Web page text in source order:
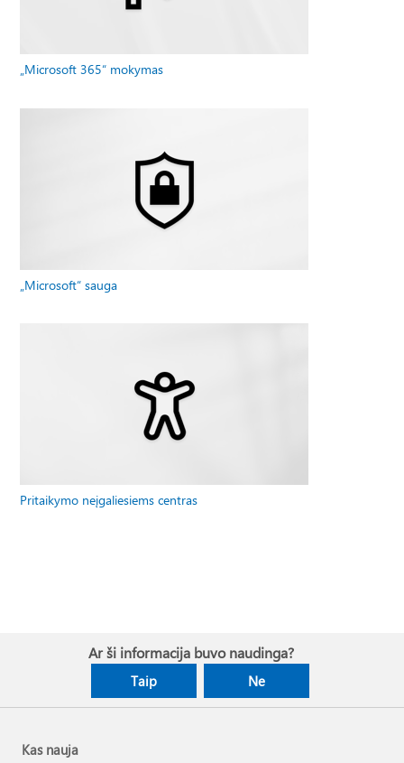
„Microsoft 365“ mokymas
„Microsoft“ sauga
Pritaikymo neįgaliesiems centras
Ar ši informacija buvo naudinga?
Taip Ne
Kas nauja